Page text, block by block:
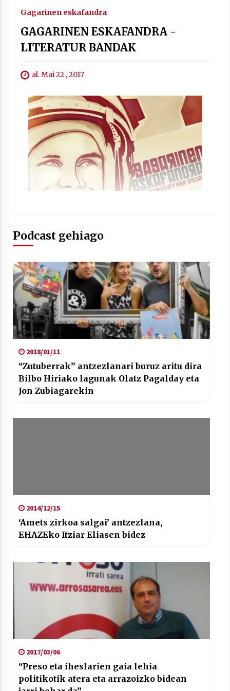
Berria egunkarian elkarrizketa
2021/07/06
Hala Bedi irratiko Hizpidea saioan
Arrosaren 20 urteez
2021/07/03
Arrosaren laburpen bideoa Hamaika
Telebistaren eskutik
2021/06/30
Gagarinen eskafandra
GAGARINEN ESKAFANDRA -
LITERATUR BANDAK
al. Mai 22 , 2017
Podcast gehiago
2018/01/11
“Zutuberrak” antzezlanari buruz aritu dira
Bilbo Hiriako lagunak Olatz Pagalday eta
Jon Zubiagarekin
2014/12/15
‘Amets zirkoa salgai’ antzezlana,
EHAZEko Itziar Eliasen bidez
2017/03/06
“Preso eta iheslarien gaia lehia
politikotik atera eta arrazoizko bidean